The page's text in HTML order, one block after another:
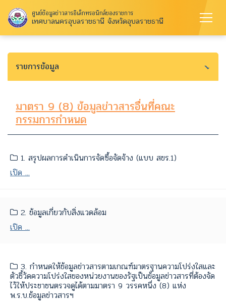
ศูนย์ข้อมูลข่าวสารอิเล็กทรอนิกส์ของราชการ
เทศบาลนครอุบลราชธานี จังหวัดอุบลราชธานี
รายการข้อมูล
มาตรา 9 (8) ข้อมูลข่าวสารอื่นที่คณะ
กรรมการกำหนด
1. สรุปผลการดำเนินการจัดซื้อจัดจ้าง (แบบ สขร.1)
เปิด ...
2. ข้อมูลเกี่ยวกับสิ่งแวดล้อม
เปิด ...
3. กำหนดให้ข้อมูลข่าวสารตามเกณฑ์มาตรฐานความโปร่งใสและ
ตัวชี้วัดความโปร่งใสของหน่วยงานของรัฐเป็นข้อมูลข่าวสารที่ต้องจัด
ไว้ให้ประชาชนตรวจดูได้ตามมาตรา 9 วรรคหนึ่ง (8) แห่ง
พ.ร.บ.ข้อมูลข่าวสารฯ